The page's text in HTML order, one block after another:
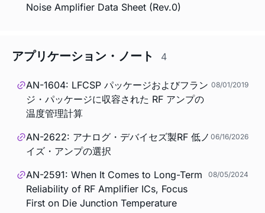
Noise Amplifier Data Sheet (Rev.0)
アプリケーション・ノート 4
AN-1604: LFCSP パッケージおよびフラン
ジ・パッケージに収容された RF アンプの
温度管理計算
08/01/2019
AN-2622: アナログ・デバイセズ製RF 低ノ
イズ・アンプの選択
06/16/2026
AN-2591: When It Comes to Long-Term
Reliability of RF Amplifier ICs, Focus
First on Die Junction Temperature
08/05/2024